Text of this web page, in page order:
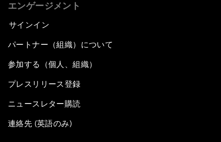
エンゲージメント
サインイン
パートナー（組織）について
参加する（個人、組織）
プレスリリース登録
ニュースレター購読
連絡先 (英語のみ)